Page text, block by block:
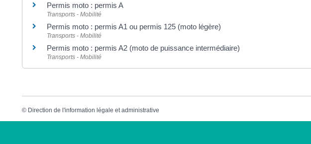
Permis moto : permis A
Transports - Mobilité
Permis moto : permis A1 ou permis 125 (moto légère)
Transports - Mobilité
Permis moto : permis A2 (moto de puissance intermédiaire)
Transports - Mobilité
© Direction de l'information légale et administrative